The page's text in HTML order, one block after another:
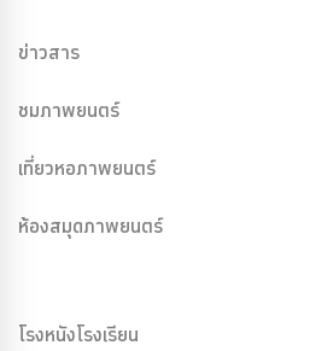
ข่าวสาร
ชมภาพยนตร์
เที่ยวหอภาพยนตร์
ห้องสมุดภาพยนตร์
โรงหนังโรงเรียน